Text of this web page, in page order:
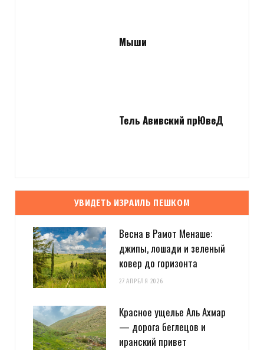
Мыши
Тель Авивский прЮвеД
УВИДЕТЬ ИЗРАИЛЬ ПЕШКОМ
Весна в Рамот Менаше:
джипы, лошади и зеленый
ковер до горизонта
27 АПРЕЛЯ 2026
Красное ущелье Аль Ахмар
— дорога беглецов и
иранский привет